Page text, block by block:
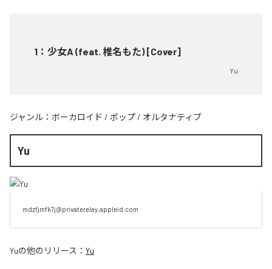
1 ： 少女A (feat. 椎名もた) [Cover]
Yu
ジャンル： ボーカロイド / ポップ / オルタナティブ
Yu
mdzfjmfk7j@privaterelay.appleid.com
Yuの他のリリース： Yu